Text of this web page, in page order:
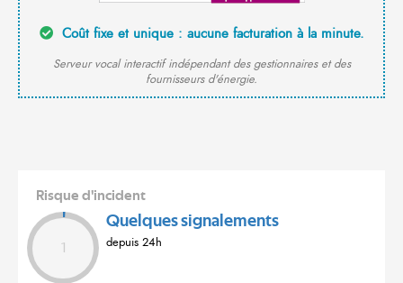
Coût fixe et unique : aucune facturation à la minute.
Serveur vocal interactif indépendant des gestionnaires et des
fournisseurs d'énergie.
Risque d'incident
1
Quelques signalements
depuis 24h